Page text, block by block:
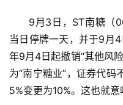
9月3日，ST南糖（
当日停牌一天，并于9月
年9月4日起撤销“其他风
为“南宁糖业”，证券代码
5%变更为10%。这也就意